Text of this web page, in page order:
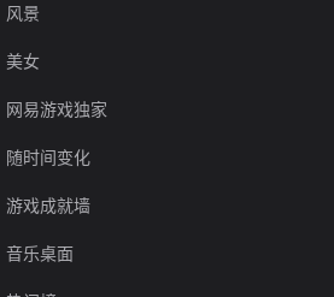
风景
美女
网易游戏独家
随时间变化
游戏成就墙
音乐桌面